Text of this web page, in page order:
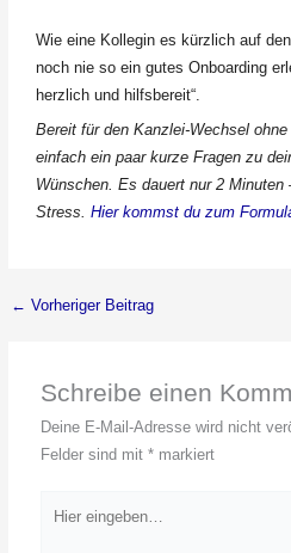
Wie eine Kollegin es kürzlich auf
noch nie so ein gutes Onboarding
herzlich und hilfsbereit“.
Bereit für den Kanzlei-Wechsel
einfach ein paar kurze Fragen zu
Wünschen. Es dauert nur 2 Minuten
Stress. Hier kommst du zum
← Vorheriger Beitrag
Schreibe einen
Deine E-Mail-Adresse wird nicht
Felder sind mit* markiert
eingeben…